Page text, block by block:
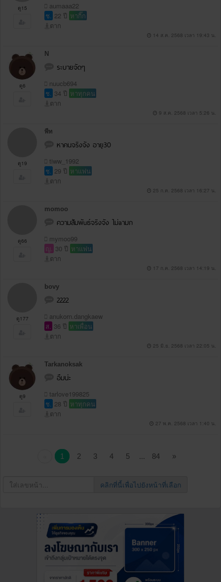
ดู15
aumaaa22
ช. 22 ปี หากิ๊ก
ตาก
14 ส.ค. 2568 เวลา 19:43 น.
ดู6
N
ระบายจัดๆ
nuucb694
ช. 34 ปี หาทุกคน
ตาก
9 ส.ค. 2568 เวลา 5:26 น.
ดู19
พีท
หาคนจริงจัง อายุ30
tiww_1992
ช. 29 ปี หาแฟน
ตาก
25 ก.ค. 2568 เวลา 16:27 น.
ดู66
momoo
ความสัมพัuธ์จริงจัง ไม่aามก
mymoo99
ญ. 30 ปี หาแฟน
ตาก
17 ก.ค. 2568 เวลา 14:19 น.
ดู177
bovy
2222
anukorn.dangkaew
ส. 36 ปี หาเพื่อน
ตาก
25 มิ.ย. 2568 เวลา 22:05 น.
ดู9
Tarkanoksak
อืมน่ะ
tarlove199825
ช. 28 ปี หาทุกคน
ตาก
27 พ.ค. 2568 เวลา 1:40 น.
1 2 3 4 5 84 »
คลิกที่นี้เพื่อไปยังหน้าที่เลือก